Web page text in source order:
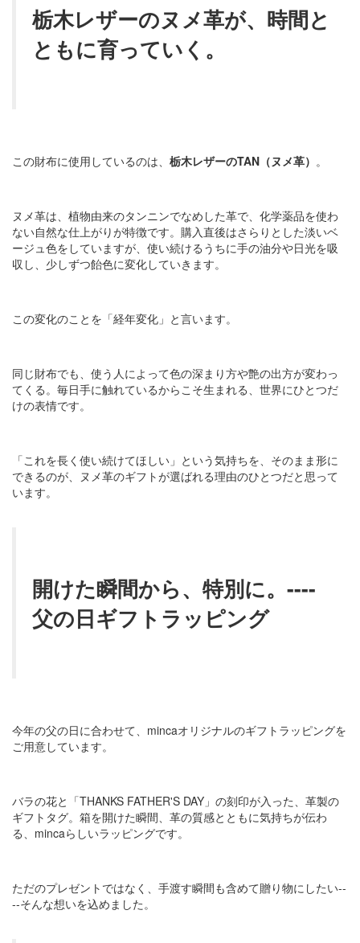
栃木レザーのヌメ革が、時間と
ともに育っていく。
この財布に使用しているのは、 栃木レザーのTAN（ヌメ革） 。
ヌメ革は、植物由来のタンニンでなめした革で、化学薬品を使わ
ない自然な仕上がりが特徴です。購入直後はさらりとした淡いベ
ージュ色をしていますが、使い続けるうちに手の油分や日光を吸
収し、少しずつ飴色に変化していきます。
この変化のことを「経年変化」と言います。
同じ財布でも、使う人によって色の深まり方や艶の出方が変わっ
てくる。毎日手に触れているからこそ生まれる、世界にひとつだ
けの表情です。
「これを長く使い続けてほしい」という気持ちを、そのまま形に
できるのが、ヌメ革のギフトが選ばれる理由のひとつだと思って
います。
開けた瞬間から、特別に。----
父の日ギフトラッピング
今年の父の日に合わせて、mincaオリジナルのギフトラッピングを
ご用意しています。
バラの花と「THANKS FATHER'S DAY」の刻印が入った、革製の
ギフトタグ。箱を開けた瞬間、革の質感とともに気持ちが伝わ
る、mincaらしいラッピングです。
ただのプレゼントではなく、手渡す瞬間も含めて贈り物にしたい--
--そんな想いを込めました。